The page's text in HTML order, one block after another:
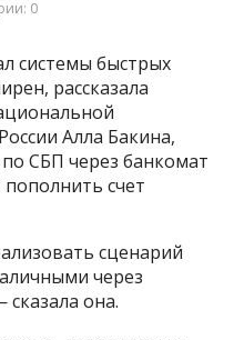
0
системы быстрых
рассказала
Алла Бакина,
СБП через банкомат
счет
сценарий
через
она.